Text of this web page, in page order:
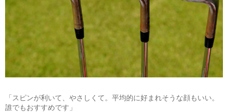
「スピンが利いて、やさしくて。平均的に好まれそうな顔もいい。
誰でもおすすめです」